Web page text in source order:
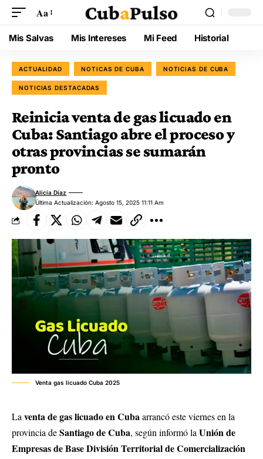
Aa
Mis Salvas Mis Intereses Mi Feed Historial
ACTUALIDAD NOTICAS DE CUBA NOTICIAS DE CUBA
NOTICIAS DESTACADAS
Reinicia venta de gas licuado en
Cuba: Santiago abre el proceso y
otras provincias se sumarán
pronto
Última Actualización: Agosto 15, 2025 11:11 Am
Alicia Díaz
Venta gas licuado Cuba 2025
Laventa de gas licuado en Cubaarrancó este viernes en la
provincia deSantiago de Cuba, según informó laUnión de
Empresas de Base División Territorial de Comercialización